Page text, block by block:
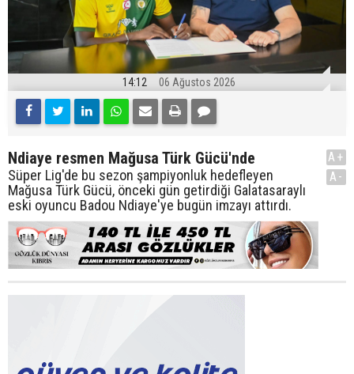
14:12 06 Ağustos 2026
Ndiaye resmen Mağusa Türk Gücü'nde
Süper Lig'de bu sezon şampiyonluk hedefleyen
Mağusa Türk Gücü, önceki gün getirdiği Galatasaraylı
eski oyuncu Badou Ndiaye'ye bugün imzayı attırdı.
A+
A-